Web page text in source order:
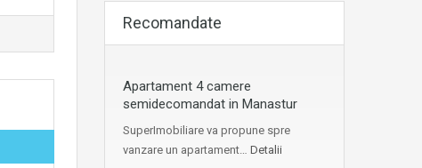
Recomandate
Apartament 4 camere
semidecomandat in Manastur
SuperImobiliare va propune spre
vanzare un apartament… Detalii